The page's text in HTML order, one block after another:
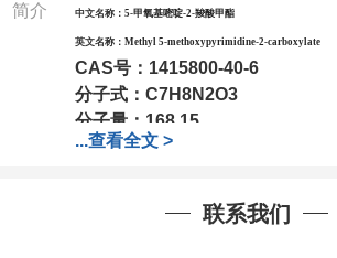
简介 中文名称： 5-甲氧基嘧啶-2-羧酸甲酯
英文名称： Methyl 5-methoxypyrimidine-2-carboxylate
CAS号： 1415800-40-6
分子式： C7H8N2O3
分子量： 168.15
包装：1Mg ; 5Mg;10Mg
我司对高校及科研单位先发货和
作中有用到的试剂,欢迎前来询购
...查看全文 >
联系我们